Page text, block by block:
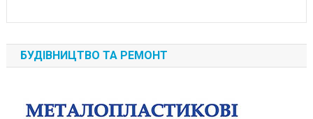
БУДІВНИЦТВО ТА РЕМОНТ